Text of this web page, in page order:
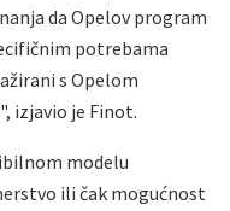
da Opelov program
potrebama
s Opelom
izjavio je Finot.
modelu
ili čak mogućnost